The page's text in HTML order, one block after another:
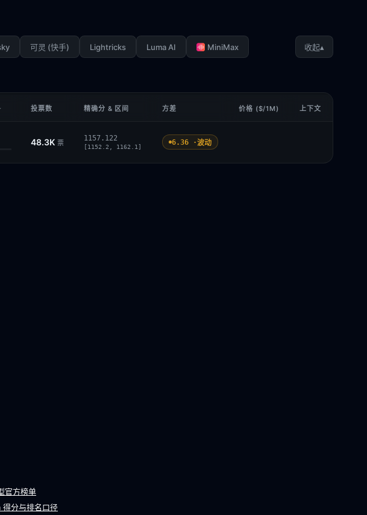
可灵 (快手) Lightricks Luma AI MiniMax 收起▴
投票数 精确分 & 区间 方差 价格 ($/1M) 上下文
48.3K 票
1157.122
[1152.2, 1162.1]
6.36 ·波动
官方榜单
分与排名口径